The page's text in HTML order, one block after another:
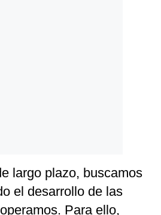
largo plazo, buscamos
el desarrollo de las
Para ello,